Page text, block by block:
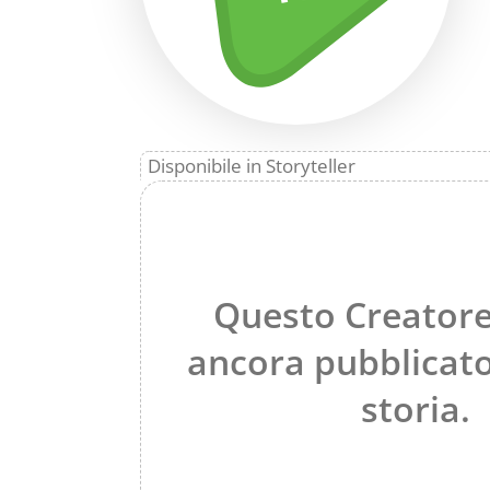
Disponibile in Storyteller
Questo
ancora
storia.